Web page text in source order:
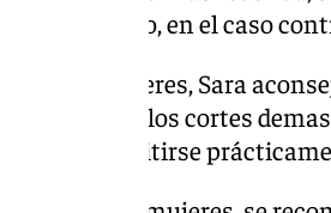
superior o, en el caso
en mujeres, Sara
evitando los cortes
pueden permitirse